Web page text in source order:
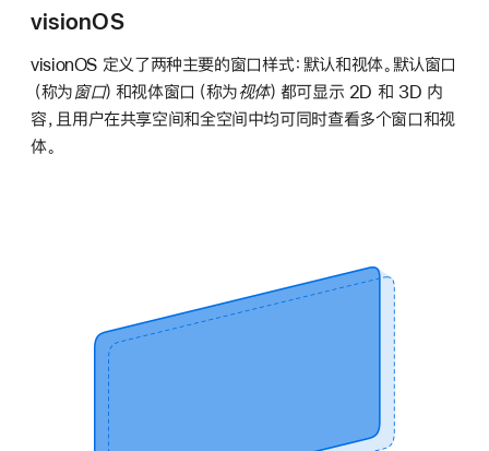
visionOS
visionOS 定义了两种主要的窗口样式：默认和视体。默认窗口
（称为窗口）和视体窗口（称为视体）都可显示 2D 和 3D 内
容，且用户在共享空间和全空间中均可同时查看多个窗口和视
体。